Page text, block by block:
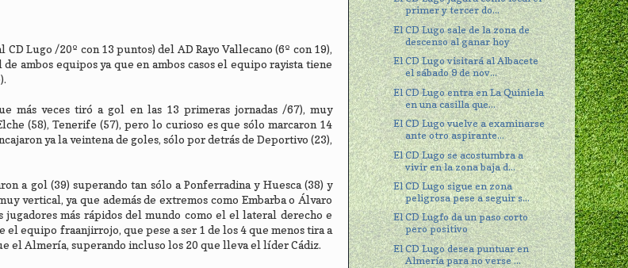
Lugo /20º con 13 puntos) del AD Rayo Vallecano (6º con 19),
ambos equipos ya que en ambos casos el equipo rayista tiene
más veces tiró a gol en las 13 primeras jornadas /67), muy
(58), Tenerife (57), pero lo curioso es que sólo marcaron 14
ya la veintena de goles, sólo por detrás de Deportivo (23),
a gol (39) superando tan sólo a Ponferradina y Huesca (38) y
vertical, ya que además de extremos como Embarba o Álvaro
jugadores más rápidos del mundo como el el lateral derecho e
equipo fraanjirrojo, que pese a ser 1 de los 4 que menos tira a
el Almería, superando incluso los 20 que lleva el líder Cádiz.
primer y tercer do...
El CD Lugo sale de la zona de
descenso al ganar hoy
El CD Lugo visitará al Albacete
el sábado 9 de nov...
El CD Lugo entra en La Quiniela
en una casilla que...
El CD Lugo vuelve a examinarse
ante otro aspirante...
El CD Lugo se acostumbra a
vivir en la zona baja d...
El CD Lugo sigue en zona
peligrosa pese a seguir s...
El CD Lugfo da un paso corto
pero positivo
El CD Lugo desea puntuar en
Almería para no verse ...